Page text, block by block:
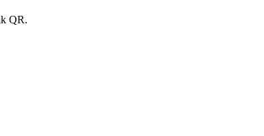
QR.